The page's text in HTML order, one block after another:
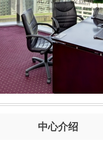
中心介绍